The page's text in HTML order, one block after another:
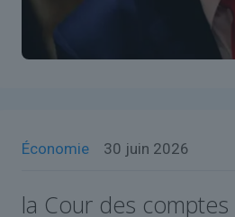
Économie 30 juin 2026
la Cour des